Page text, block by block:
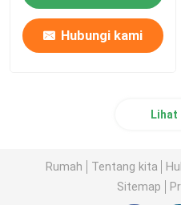
Hubungi kami
Lihat
Rumah Tentang kita
Sitemap